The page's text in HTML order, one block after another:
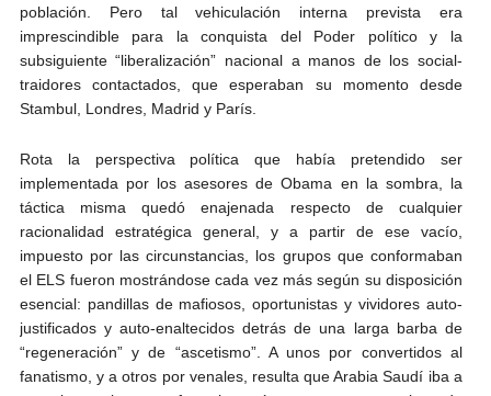
población. Pero tal vehiculación interna prevista era
imprescindible para la conquista del Poder político y la
subsiguiente “liberalización” nacional a manos de los social-
traidores contactados, que esperaban su momento desde
Stambul, Londres, Madrid y París.
Rota la perspectiva política que había pretendido ser
implementada por los asesores de Obama en la sombra, la
táctica misma quedó enajenada respecto de cualquier
racionalidad estratégica general, y a partir de ese vacío,
impuesto por las circunstancias, los grupos que conformaban
el ELS fueron mostrándose cada vez más según su disposición
esencial: pandillas de mafiosos, oportunistas y vividores auto-
justificados y auto-enaltecidos detrás de una larga barba de
“regeneración” y de “ascetismo”. A unos por convertidos al
fanatismo, y a otros por venales, resulta que Arabia Saudí iba a